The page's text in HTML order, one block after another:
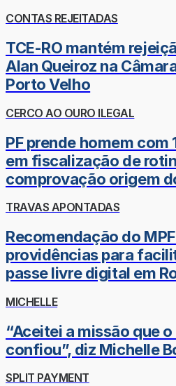
CONTAS REJEITADAS
TCE-RO mantém
Alan Queiroz na
Porto Velho
CERCO AO OURO ILEGAL
PF prende homem com
em fiscalização de
comprovação origem
TRAVAS APONTADAS
Recomendação do
providências para
passe livre digital em
MICHELLE
“Aceitei a missão que
confiou”, diz Michelle
SPLIT PAYMENT